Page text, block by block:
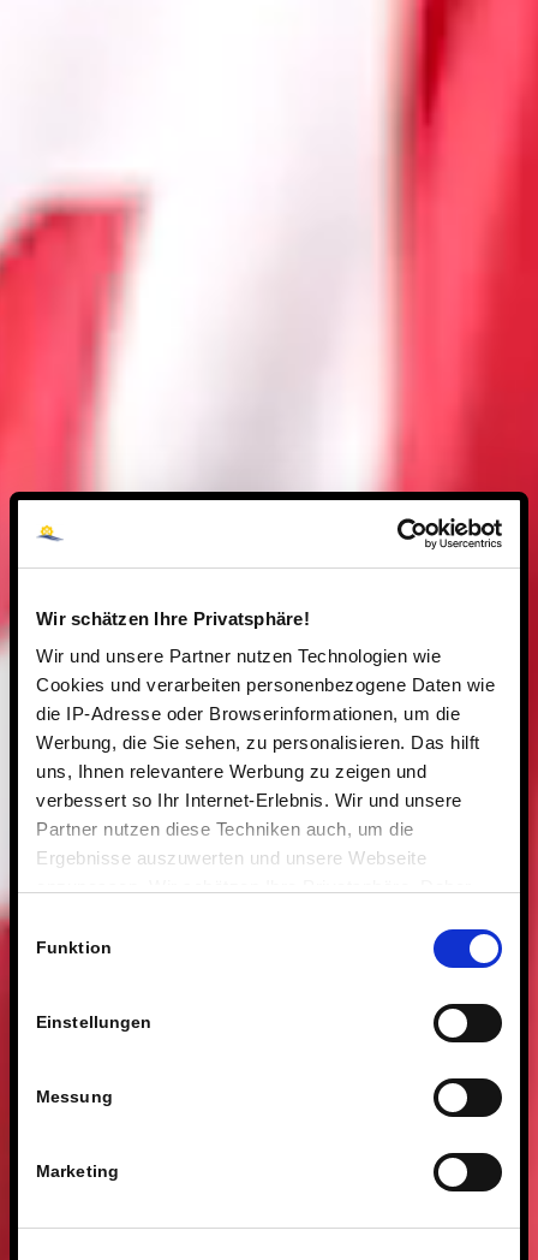
Wir schätzen Ihre Privatsphäre!
Wir und unsere Partner nutzen Technologien wie
Cookies und verarbeiten personenbezogene Daten wie
die IP-Adresse oder Browserinformationen, um die
Werbung, die Sie sehen, zu personalisieren. Das hilft
uns, Ihnen relevantere Werbung zu zeigen und
verbessert so Ihr Internet-Erlebnis. Wir und unsere
Partner nutzen diese Techniken auch, um die
Ergebnisse auszuwerten und unsere Webseite
Technologien.
Funktion
Einstellungen
Messung
Marketing